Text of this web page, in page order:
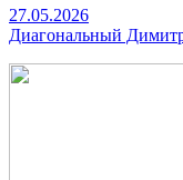
27.05.2026
Диагональный